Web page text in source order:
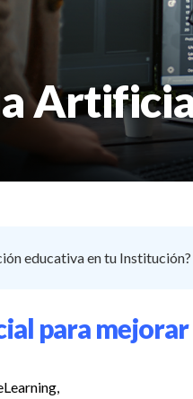
educativa en tu Institución?
para mejorar